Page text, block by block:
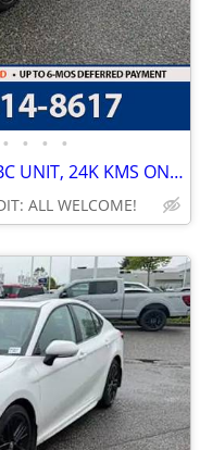
• • • •
2025 Toyota Camry FWD Sedan: BC UNIT, 24K KMS ONLY!
ALL WELCOME!